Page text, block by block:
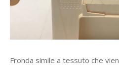
Fronda simile a tessuto che